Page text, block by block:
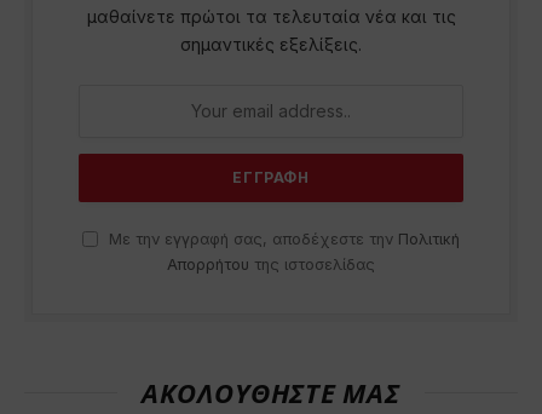
μαθαίνετε πρώτοι τα τελευταία νέα και τις
σημαντικές εξελίξεις.
Με την εγγραφή σας, αποδέχεστε την Πολιτική
Απορρήτου της ιστοσελίδας
ΑΚΟΛΟΥΘΗΣΤΕ ΜΑΣ